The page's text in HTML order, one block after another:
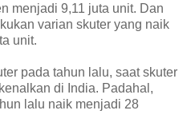
menjadi 9,11 juta unit. Dan
varian skuter yang naik
unit.
pada tahun lalu, saat skuter
di India. Padahal,
lalu naik menjadi 28